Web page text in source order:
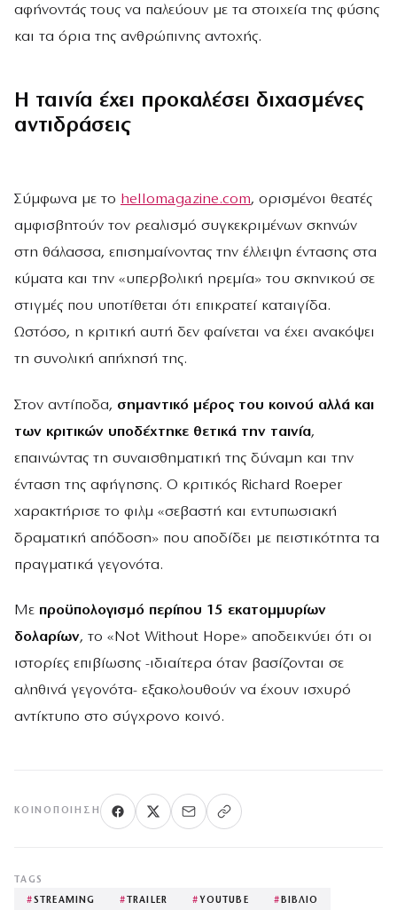
αφήνοντάς τους να παλεύουν με τα στοιχεία της φύσης
και τα όρια της ανθρώπινης αντοχής.
Η ταινία έχει προκαλέσει διχασμένες
αντιδράσεις
Σύμφωνα με το hellomagazine.com, ορισμένοι θεατές
αμφισβητούν τον ρεαλισμό συγκεκριμένων σκηνών
στη θάλασσα, επισημαίνοντας την έλλειψη έντασης στα
κύματα και την «υπερβολική ηρεμία» του σκηνικού σε
στιγμές που υποτίθεται ότι επικρατεί καταιγίδα.
Ωστόσο, η κριτική αυτή δεν φαίνεται να έχει ανακόψει
τη συνολική απήχησή της.
Στον αντίποδα, σημαντικό μέρος του κοινού αλλά και
των κριτικών υποδέχτηκε θετικά την ταινία,
επαινώντας τη συναισθηματική της δύναμη και την
ένταση της αφήγησης. Ο κριτικός Richard Roeper
χαρακτήρισε το φιλμ «σεβαστή και εντυπωσιακή
δραματική απόδοση» που αποδίδει με πειστικότητα τα
πραγματικά γεγονότα.
Με προϋπολογισμό περίπου 15 εκατομμυρίων
δολαρίων, το «Not Without Hope» αποδεικνύει ότι οι
ιστορίες επιβίωσης -ιδιαίτερα όταν βασίζονται σε
αληθινά γεγονότα- εξακολουθούν να έχουν ισχυρό
αντίκτυπο στο σύγχρονο κοινό.
ΚΟΙΝΟΠΟΊΗΣΗ
TAGS
#STREAMING # TRAILER # YOUTUBE # ΒΙΒΛΙΟ